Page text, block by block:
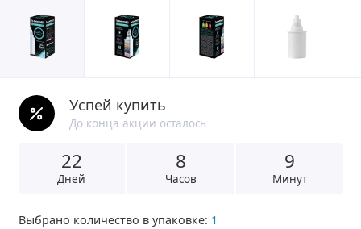
Успей купить
До конца акции осталось
22
Дней
8
Часов
9
Минут
Выбрано количество в упаковке: 1